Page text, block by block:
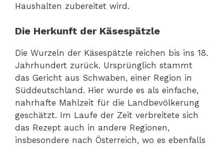
Haushalten zubereitet wird.
Die Herkunft der Käsespätzle
Die Wurzeln der Käsespätzle reichen bis ins 18.
Jahrhundert zurück. Ursprünglich stammt
das Gericht aus Schwaben, einer Region in
Süddeutschland. Hier wurde es als einfache,
nahrhafte Mahlzeit für die Landbevölkerung
geschätzt. Im Laufe der Zeit verbreitete sich
das Rezept auch in andere Regionen,
insbesondere nach Österreich, wo es ebenfalls